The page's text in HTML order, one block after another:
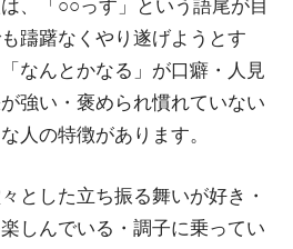
、「○○っす」という語尾が目
躊躇なくやり遂げようとす
なんとかなる」が口癖・人見
強い・褒められ慣れていない
人の特徴があります。
とした立ち振る舞いが好き・
しんでいる・調子に乗ってい